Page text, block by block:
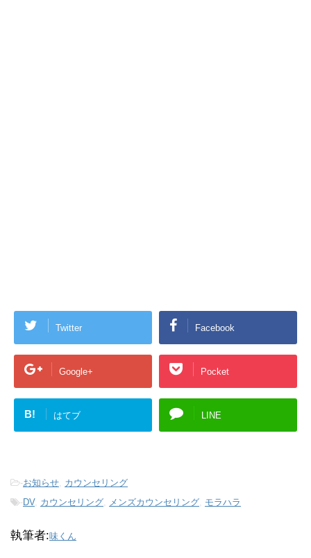
Twitter Facebook
Google+ Pocket
B! はてブ LINE
-お知らせ, カウンセリング
-DV, カウンセリング, メンズカウンセリング, モラハラ
執筆者:味くん